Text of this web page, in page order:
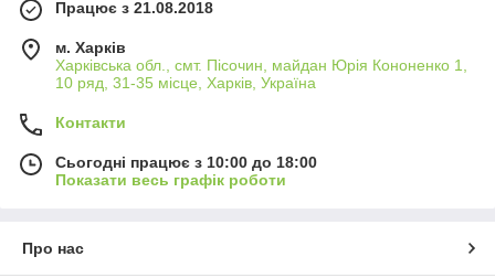
Працює з 21.08.2018
м. Харків
Харківська обл., смт. Пісочин, майдан Юрія Кононенко 1,
10 ряд, 31-35 місце, Харків, Україна
Контакти
Сьогодні працює з 10:00 до 18:00
Показати весь графік роботи
Про нас